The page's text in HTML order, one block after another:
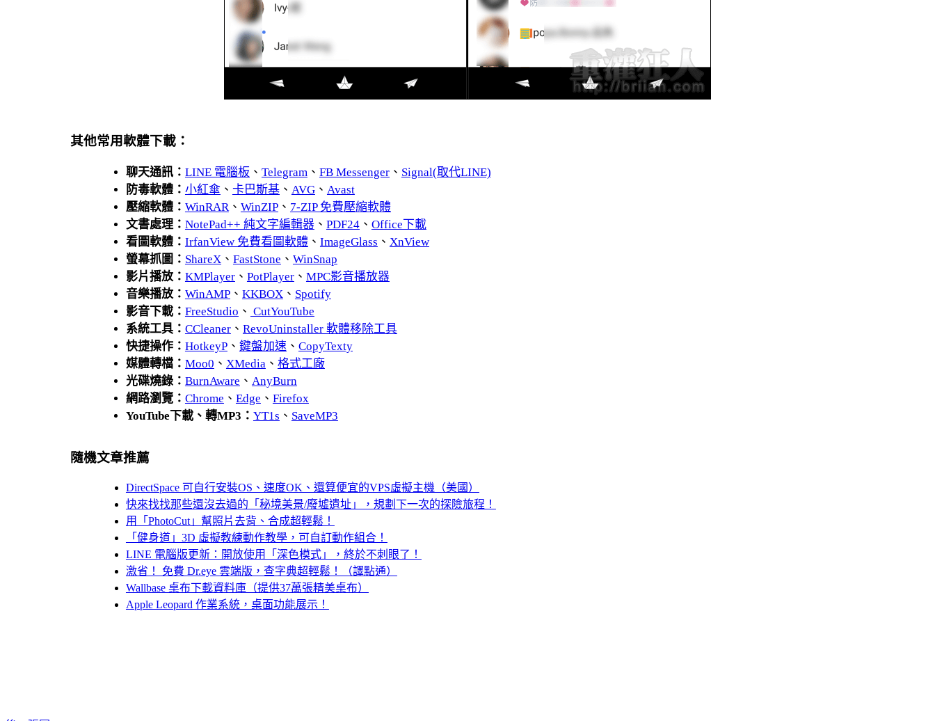
其他常用軟體下載：
聊天通訊： LINE 電腦板 、 Telegram、 FB Messenger、 Signal(取代LINE)
防毒軟體： 小紅傘 、 卡巴斯基、 AVG、 Avast
壓縮軟體： WinRAR、 WinZIP、 7-ZIP 免費壓縮軟體
文書處理： NotePad++ 純文字編輯器、 PDF24、 Office下載
看圖軟體： IrfanView 免費看圖軟體、 ImageGlass 、 XnView
螢幕抓圖： ShareX、 FastStone 、 WinSnap
影片播放： KMPlayer、 PotPlayer、 MPC影音播放器
音樂播放： WinAMP、 KKBOX、 Spotify
影音下載： FreeStudio 、 CutYouTube
系統工具： CCleaner、 RevoUninstaller 軟體移除工具
快捷操作： HotkeyP、 鍵盤加速、 CopyTexty
媒體轉檔： Moo0 、 XMedia、 格式工廠
光碟燒錄： BurnAware 、 AnyBurn
網路瀏覽： Chrome 、 Edge 、 Firefox
YouTube下載、轉MP3： YT1s 、 SaveMP3
隨機文章推薦
DirectSpace 可自行安裝OS、速度OK、還算便宜的VPS虛擬主機（美國）
快來找找那些還沒去過的「秘境美景/廢墟遺址」，規劃下一次的探險旅程！
用「PhotoCut」幫照片去背、合成超輕鬆！
「健身道」3D 虛擬教練動作教學，可自訂動作組合！
LINE 電腦版更新：開放使用「深色模式」，終於不刺眼了！
激省！ 免費 Dr.eye 雲端版，查字典超輕鬆！（譯點通）
Wallbase 桌布下載資料庫（提供37萬張精美桌布）
Apple Leopard 作業系統，桌面功能展示！